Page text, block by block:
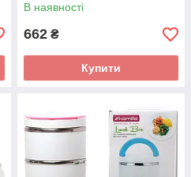
В наявності
662 ₴
Купити